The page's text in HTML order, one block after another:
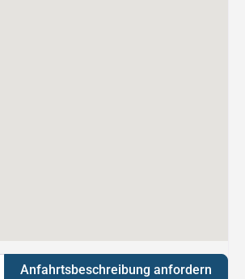
ein.
Anfahrtsbeschreibung anfordern